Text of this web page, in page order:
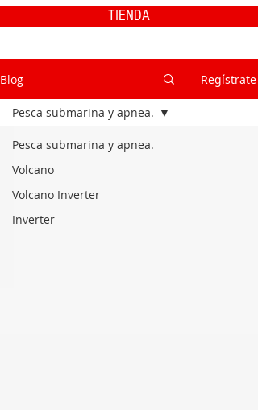
TIENDA
Blog Regístrate
Pesca submarina y apnea.
Volcano
Volcano Inverter
Inverter
Pesca submarina y apnea.